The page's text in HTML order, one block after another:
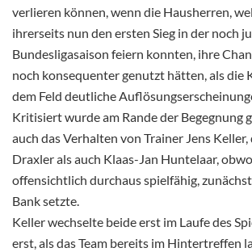
verlieren können, wenn die Hausherren,
ihrerseits nun den ersten Sieg in der noch
Bundesligasaison feiern konnten, ihre
noch konsequenter genutzt hätten, als die
dem Feld deutliche
Kritisiert wurde am Rande der Begegnung
auch das Verhalten von Trainer Jens
Draxler als auch Klaas-Jan Huntelaar,
offensichtlich durchaus spielfähig,
Bank setzte.
Keller wechselte beide erst im Laufe des
erst, als das Team bereits im Hintertreffen